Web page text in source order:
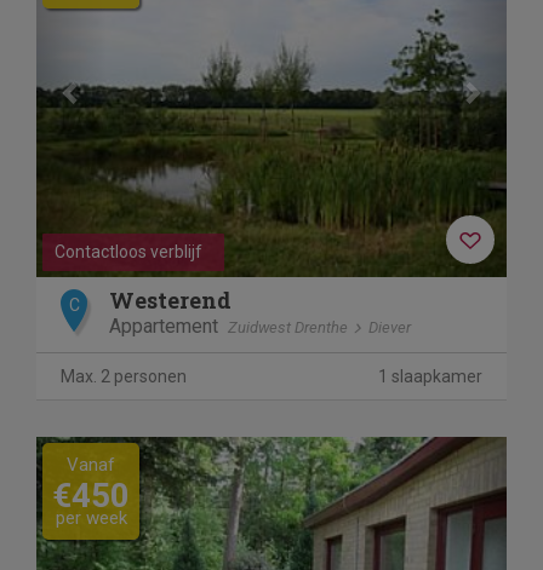
Contactloos verblijf
C Westerend
Appartement Zuidwest Drenthe Diever
Max. 2 personen 1 slaapkamer
Previous Next
Vanaf
€450
per week